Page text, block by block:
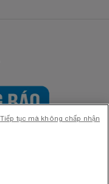
Tiếp tục mà không chấp nhận